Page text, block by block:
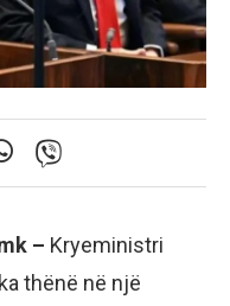
– Kryeministri
thënë në një